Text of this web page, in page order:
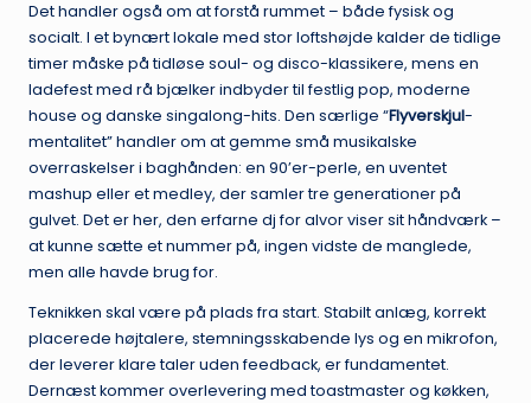
Det handler også om at forstå rummet – både fysisk og
socialt. I et bynært lokale med stor loftshøjde kalder de tidlige
timer måske på tidløse soul- og disco-klassikere, mens en
ladefest med rå bjælker indbyder til festlig pop, moderne
house og danske singalong-hits. Den særlige “Flyverskjul-
mentalitet” handler om at gemme små musikalske
overraskelser i baghånden: en 90’er-perle, en uventet
mashup eller et medley, der samler tre generationer på
gulvet. Det er her, den erfarne dj for alvor viser sit håndværk –
at kunne sætte et nummer på, ingen vidste de manglede,
men alle havde brug for.
Teknikken skal være på plads fra start. Stabilt anlæg, korrekt
placerede højtalere, stemningsskabende lys og en mikrofon,
der leverer klare taler uden feedback, er fundamentet.
Dernæst kommer overlevering med toastmaster og køkken,